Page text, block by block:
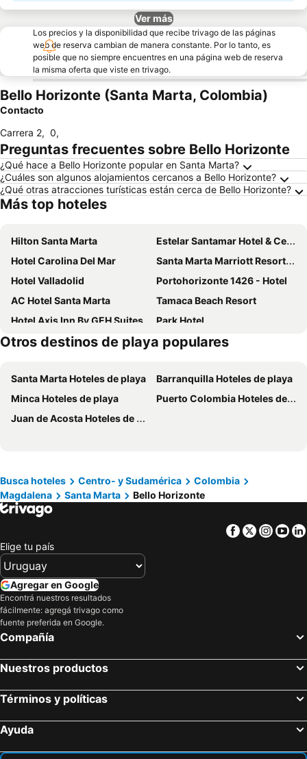
Ver más
Los precios y la disponibilidad que recibe trivago de las páginas
web de reserva cambian de manera constante. Por lo tanto, es
posible que no siempre encuentres en una página web de reserva
la misma oferta que viste en trivago.
Bello Horizonte (Santa Marta, Colombia)
Contacto
Carrera 2, 0,
Preguntas frecuentes sobre Bello Horizonte
¿Qué hace a Bello Horizonte popular en Santa Marta?
¿Cuáles son algunos alojamientos cercanos a Bello Horizonte?
¿Qué otras atracciones turísticas están cerca de Bello Horizonte?
Más top hoteles
Hilton Santa Marta
Estelar Santamar Hotel & Centro De Convenciones
Hotel Carolina Del Mar
Santa Marta Marriott Resort Playa Dormida
Hotel Valladolid
Portohorizonte 1426 - Hotel
AC Hotel Santa Marta
Tamaca Beach Resort
Hotel Axis Inn By GEH Suites
Park Hotel
Akuamarina Hotel
Hilton Garden Inn Santa Marta
Blu Hotel by Tamaca
TAMA Hotel Santa Marta
Hotel Taybo Beach
Del Mar Hotel
Hotel Tayrona Rodadero
MuchoSur Santa Marta
Hotel Parque de los Novios Inn
Hotel Rodadero Real
Hotel ADAZ Mediterráneo
Tayrona Del Mar
Otros destinos de playa populares
Santa Marta Hoteles de playa
Barranquilla Hoteles de playa
Minca Hoteles de playa
Puerto Colombia Hoteles de playa
Juan de Acosta Hoteles de playa
Busca hoteles Centro- y Sudamérica
Colombia
Magdalena
Santa Marta Bello Horizonte
Facebook
Twitter
Elige tu país
Agregar en Google
Encontrá nuestros resultados
fácilmente: agregá trivago como
fuente preferida en Google.
Compañía
Nuestros productos
Términos y políticas
Ayuda